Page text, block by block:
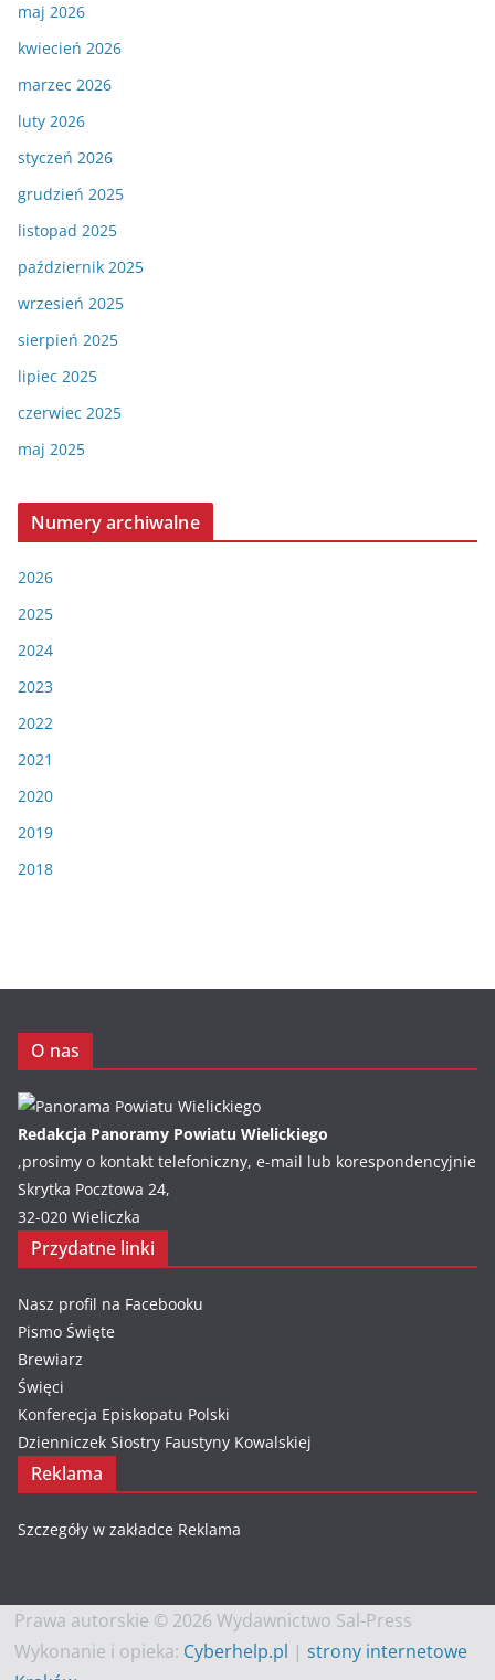
maj 2026
kwiecień 2026
marzec 2026
luty 2026
styczeń 2026
grudzień 2025
listopad 2025
październik 2025
wrzesień 2025
sierpień 2025
lipiec 2025
czerwiec 2025
maj 2025
Numery archiwalne
2026
2025
2024
2023
2022
2021
2020
2019
2018
O nas
Redakcja Panoramy Powiatu Wielickiego
,prosimy o kontakt telefoniczny, e-mail lub korespondencyjnie
Skrytka Pocztowa 24,
32-020 Wieliczka
Przydatne linki
Nasz profil na Facebooku
Pismo Święte
Brewiarz
Święci
Konferecja Episkopatu Polski
Dzienniczek Siostry Faustyny Kowalskiej
Reklama
Szczegóły w zakładce Reklama
Prawa autorskie © 2026 Wydawnictwo Sal-Press
Wykonanie i opieka: Cyberhelp.pl |strony internetowe